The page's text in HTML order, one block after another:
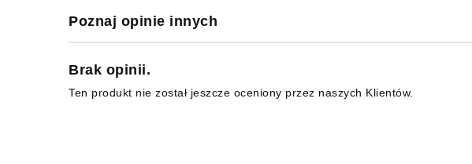
Poznaj opinie innych
Brak opinii.
Ten produkt nie został jeszcze oceniony przez naszych Klientów.